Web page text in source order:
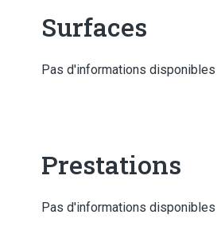
Surfaces
Pas d'informations disponibles
Prestations
Pas d'informations disponibles